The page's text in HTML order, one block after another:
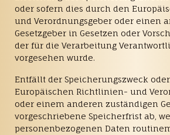
oder sofern dies durch den
und Verordnungsgeber oder einen
Gesetzgeber in Gesetzen oder
der für die Verarbeitung
vorgesehen wurde.
Entfällt der Speicherungszweck
Europäischen Richtlinien- und
oder einem anderen zuständigen
vorgeschriebene Speicherfrist ab,
personenbezogenen Daten